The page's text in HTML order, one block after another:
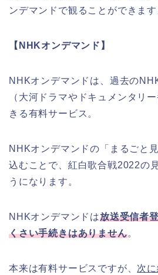
ンデマンドで観ることができます
【NHKオンデマンド】
NHKオンデマンドは、過去の
（大河ドラマやドキュメンタリ
きる有料サービス。
NHKオンデマンドの「まるごと
込むことで、紅白歌合戦2022の
うになります。
NHKオンデマンドは放送受信者
くさい手続きはありません。
本来は有料サービスですが、 次